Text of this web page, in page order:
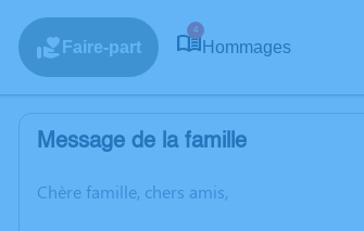
Faire-part
4
Hommages
Message de la famille
Chère famille, chers amis,